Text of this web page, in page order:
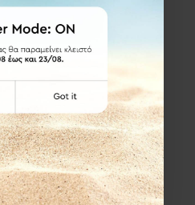
πλαίσιο του παραθύρου ή της
πλάτος +8cm από την κάθε
πόρτα(εσοχή)
ΔΕΝ
ούτε στο πλάτος, ούτε